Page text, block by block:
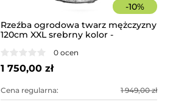
-10%
Rzeźba ogrodowa twarz mężczyzny
120cm XXL srebrny kolor -
0 ocen
1 750,00 zł
Cena regularna: 1 949,00 zł